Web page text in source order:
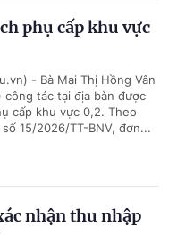
phụ cấp khu vực
- Bà Mai Thị Hồng Vân
công tác tại địa bàn được
cấp khu vực 0,2. Theo
15/2026/TT-BNV, đơn...
nhận thu nhập